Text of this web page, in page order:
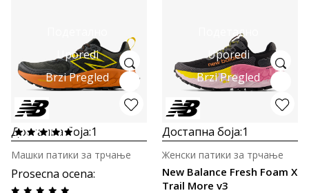
Uporedi
Brzi Pregled
Достапна боја:1
Prosecna ocena:
Машки патики за трчање
Подетално
Uporedi
Brzi Pregled
Достапна боја:1
New Balance Fresh Foam X
Trail More v3
Женски патики за трчање